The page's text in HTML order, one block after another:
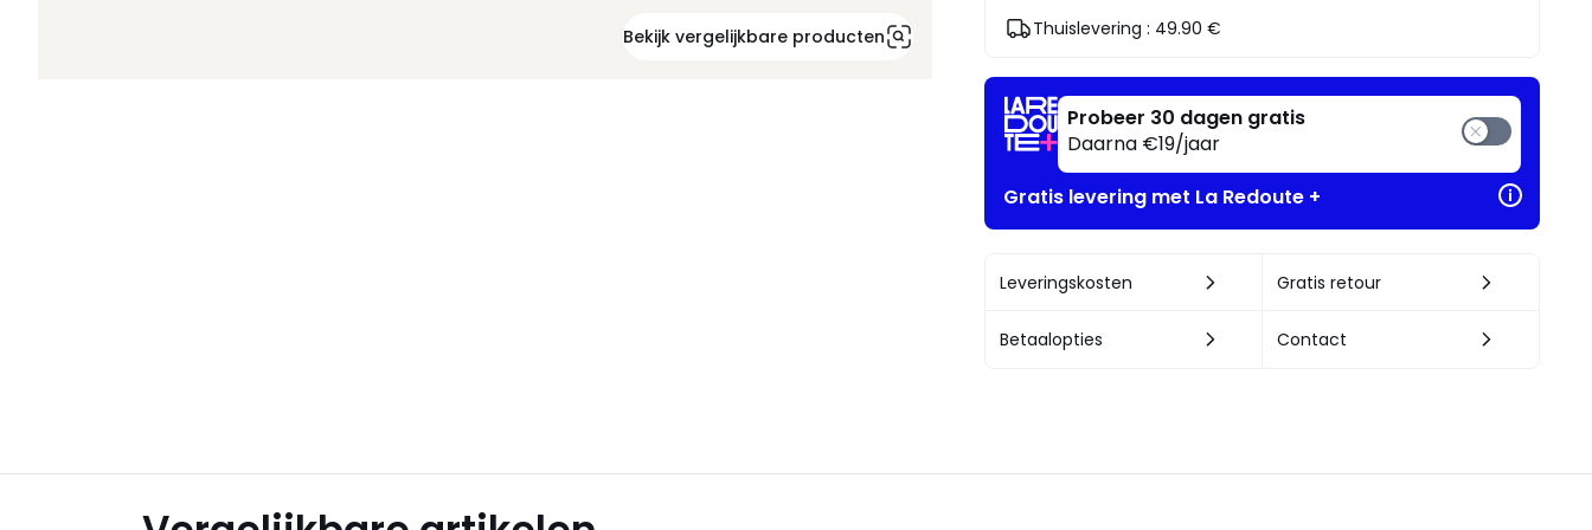
Bekijk vergelijkbare producten Thuislevering : 49.90 €
Probeer 30 dagen gratis
Daarna €19/jaar
Gratis levering met La Redoute +
Leveringskosten Gratis retour
Betaalopties Contact